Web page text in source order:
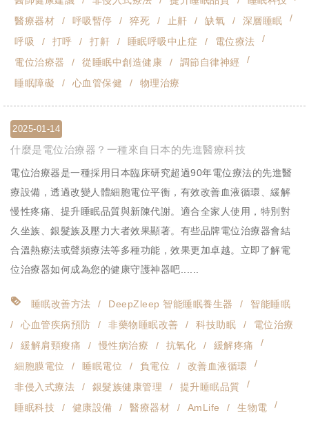
醫療器材
呼吸暫停 猝死 止鼾 缺氧
深層睡眠
呼吸
打呼 打鼾 睡眠呼吸中止症
電位療法
電位治療器
從睡眠中創造健康
調節自律神經
睡眠障礙
心血管保健 物理治療
2025-01-14
什麼是電位治療器？一種來自日本的先進醫療科技
電位治療器是一種採用日本臨床研究超過90年電位療法的先進醫
療設備，透過改變人體細胞電位平衡，有效改善血液循環、緩解
慢性疼痛、提升睡眠品質與新陳代謝。適合全家人使用，特別對
久坐族、銀髮族及壓力大者效果顯著。有些品牌電位治療器會結
合溫熱療法或聲頻療法等多種功能，效果更加卓越。立即了解電
位治療器如何成為您的健康守護神器吧......
睡眠改善方法 DeepZleep 智能睡眠養生器
智能睡眠
心血管疾病預防
非藥物睡眠改善 科技助眠
電位治療
緩解肩頸痠痛
慢性病治療 抗氧化
緩解疼痛
細胞膜電位
睡眠電位 負電位
改善血液循環
非侵入式療法
銀髮族健康管理
提升睡眠品質
睡眠科技
健康設備 醫療器材 AmLife
生物電